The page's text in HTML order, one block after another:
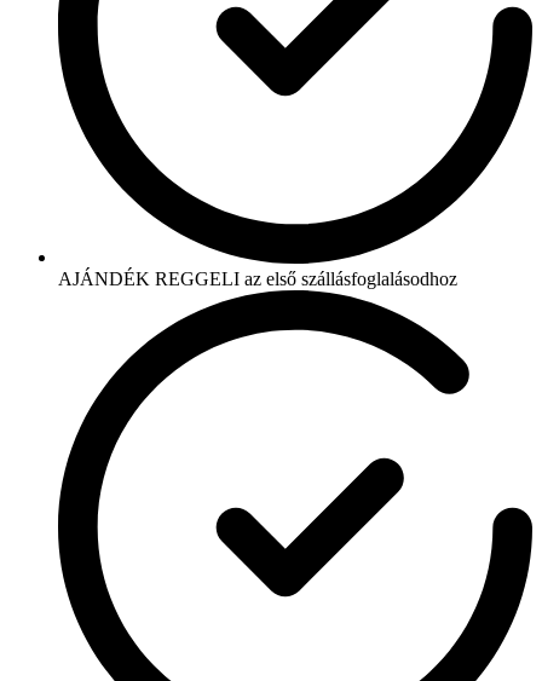
AJÁNDÉK REGGELI az első szállásfoglalásodhoz